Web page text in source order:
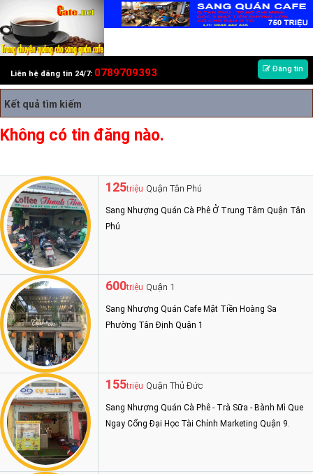
Liên hệ đăng tin 24/7: 0789709393 Đăng tin
Kết quả tìm kiếm
Không có tin đăng nào.
125triệu Quận Tân Phú
Sang Nhượng Quán Cà Phê Ở Trung Tâm Quận Tân
Phú
600triệu Quận 1
Sang Nhượng Quán Cafe Mặt Tiền Hoàng Sa
Phường Tân Định Quận 1
155triệu Quận Thủ Đức
Sang Nhượng Quán Cà Phê - Trà Sữa - Bành Mì Que
Ngay Cổng Đại Học Tài Chính Marketing Quận 9.